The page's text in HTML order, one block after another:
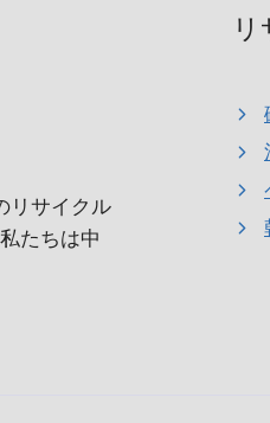
リサイクル
たちは中